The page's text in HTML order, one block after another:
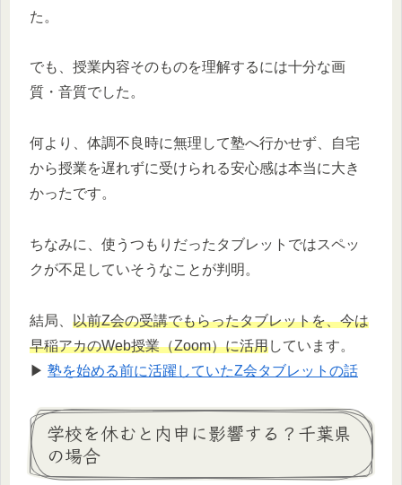
た。
でも、授業内容そのものを理解するには十分な画
質・音質でした。
何より、体調不良時に無理して塾へ行かせず、自宅
から授業を遅れずに受けられる安心感は本当に大き
かったです。
ちなみに、使うつもりだったタブレットではスペッ
クが不足していそうなことが判明。
結局、 以前Z会の受講でもらったタブレットを、今は
早稲アカのWeb授業（Zoom）に活用しています。
▶ 塾を始める前に活躍していたZ会タブレットの話
学校を休むと内申に影響する？千葉県
の場合